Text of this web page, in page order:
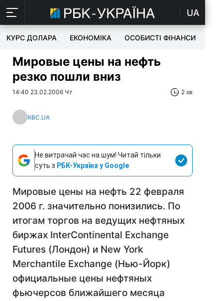
UA
КУРС ДОЛАРА ЕКОНОМІКА ОСОБИСТІ ФІНАНСИ
Мировые цены на нефть
резко пошли вниз
14:40 23.02.2006 Чт 2 хв
RBC.UA
Не витрачай час на шум! Читай тільки
суть з РБК-Україна у Google
Мировые цены на нефть 22 февраля
2006 г. значительно понизились. По
итогам торгов на ведущих нефтяных
биржах InterContinental Exchange
Futures (Лондон) и New York
Merchantile Exchange (Нью-Йорк)
официальные цены нефтяных
фьючерсов ближайшего месяца